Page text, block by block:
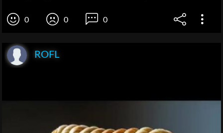
0 0 0
ROFL